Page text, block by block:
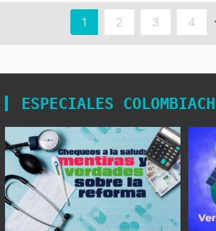
Página
actual
1 Page
2 Page
3 Page
4
ESPECIALES